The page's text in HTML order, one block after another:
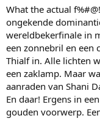
What the actual
ongekende
wereldbekerfinale in
een zonnebril en een
Thialf in. Alle lichten
een zaklamp. Maar
aanraden van Shani
En daar! Ergens in
gouden voorwerp.